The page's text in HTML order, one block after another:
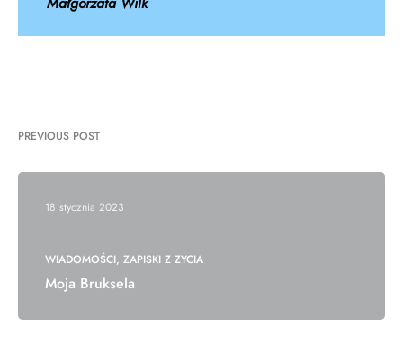
PREVIOUS POST
18 stycznia 2023
WIADOMOŚCI ZAPISKI Z ZYCIA
Moja Bruksela